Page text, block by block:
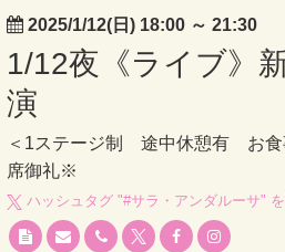
2025/1/12(日) 18:00 ～ 21:30
1/12夜《ライブ》
演
＜1ステージ制 途中休憩有 お食
席御礼※
ハッシュタグ "#サラ・アンダルーサ"